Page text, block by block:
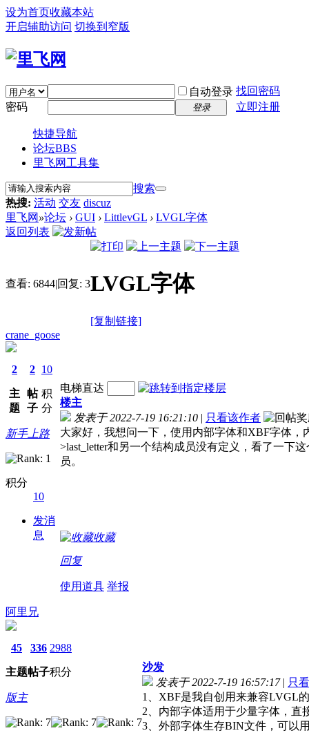
设为首页收藏本站
开启辅助访问 切换到窄版
自动登录 找回密码
密码
登录 立即注册
快捷导航
论坛BBS
里飞网工具集
搜索
热搜: 活动 交友 discuz
里飞网 »论坛 › GUI › LittlevGL › LVGL字体
返回列表
查看: 6844|回复: 3LVGL字体
[复制链接]
crane_goose
2
主
题
2
帖
子
10
积
分
新手上路
积分
10
发消
息
电梯直达
楼主
发表于 2022-7-19 16:21:10 | 只看该作者
大家好，我想问一下，使用内部字体和XBF字体
>last_letter和另一个结构成员没有定义，看了一下
员。
收藏
回复
使用道具 举报
阿里兄
45
主题
336
帖子
2988
积分
版主
沙发
发表于 2022-7-19 16:57:17 | 只
1、XBF是我自创用来兼容LVGL
2、内部字体适用于少量字体，直
3、外部字体生存BIN文件，可以